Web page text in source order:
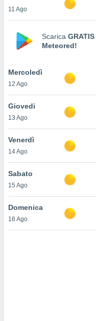
un
la
nella
cookie
il tuo
in
a piè
del
11 Ago
Scarica GRATIS
Meteored!
Mercoledì
12 Ago
Giovedi
13 Ago
Venerdì
14 Ago
Sabato
15 Ago
Domenica
16 Ago